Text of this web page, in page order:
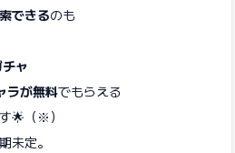
できるのも
ャ
ラが無料でもらえる
🌟（※）
未定。